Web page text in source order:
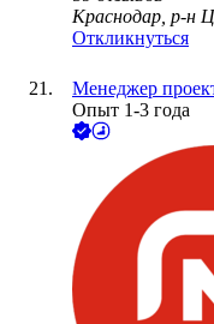
Краснодар, р-н
Откликнуться
Менеджер
Опыт 1-3 года